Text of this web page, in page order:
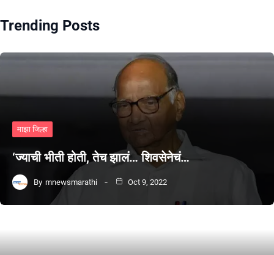
Trending Posts
माझा जिल्हा
‘ज्याची भीती होती, तेच झालं… शिवसेनेचं…
By mnewsmarathi Oct 9, 2022